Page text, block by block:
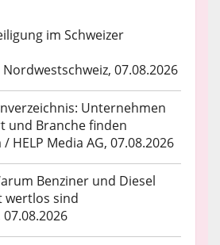
im Schweizer
07.08.2026
Unternehmen
und Branche finden
HELP Media AG, 07.08.2026
Benziner und Diesel
wertlos sind